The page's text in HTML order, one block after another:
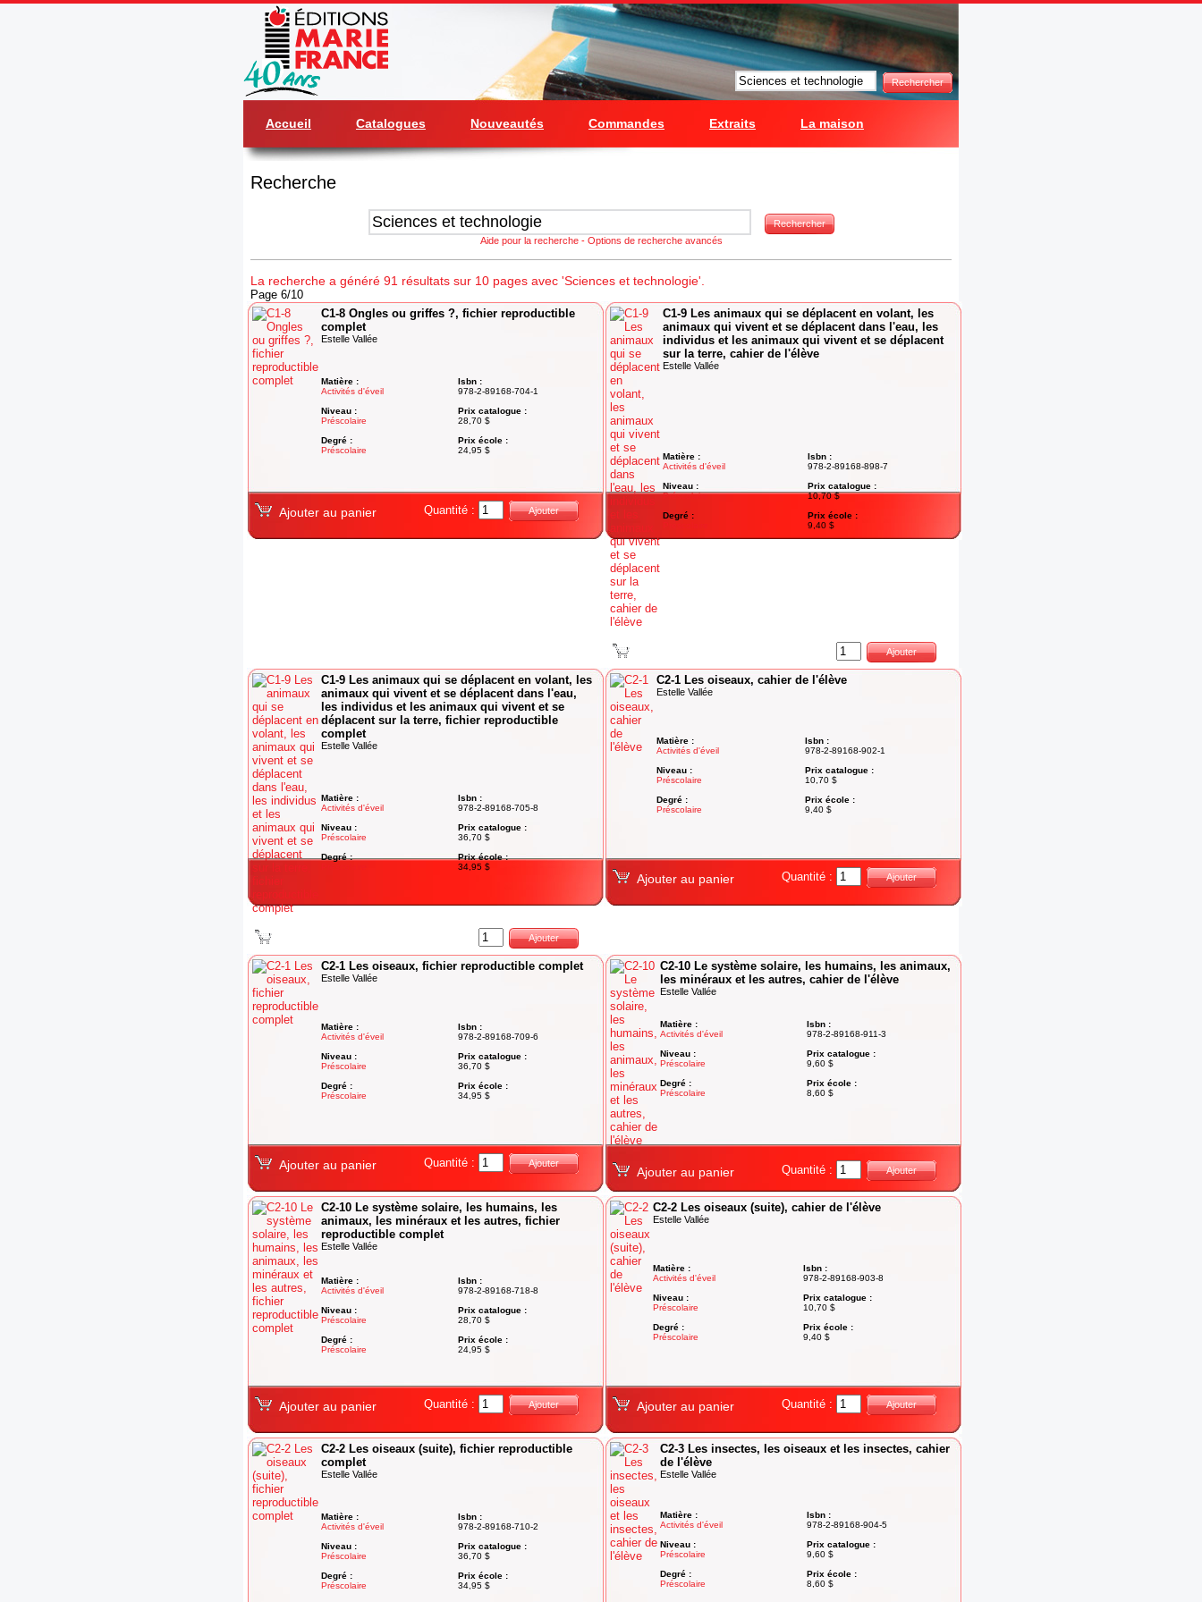
Rechercher
Accueil Catalogues Nouveautés Commandes Extraits La maison
Recherche
Rechercher
Aide pour la recherche - Options de recherche avancés
La recherche a généré 91 résultats sur 10 pages avec 'Sciences et technologie'.
Page 6/10
C1-8 Ongles ou griffes ?, fichier reproductible
complet
Estelle Vallée
Matière :
Activités d'éveil
Niveau :
Préscolaire
Degré :
Préscolaire
Isbn :
978-2-89168-704-1
Prix catalogue :
28,70 $
Prix école :
24,95 $
Ajouter au panier Quantité : Ajouter
C1-9 Les animaux qui se déplacent en volant, les
animaux qui vivent et se déplacent dans l'eau, les
individus et les animaux qui vivent et se déplacent
sur la terre, cahier de l'élève
Estelle Vallée
Matière :
Activités d'éveil
Niveau :
Préscolaire
Degré :
Isbn :
978-2-89168-898-7
Prix catalogue :
10,70 $
Prix école :
9,40 $
Ajouter
C1-9 Les animaux qui se déplacent en volant, les
animaux qui vivent et se déplacent dans l'eau,
les individus et les animaux qui vivent et se
déplacent sur la terre, fichier reproductible
complet
Estelle Vallée
Matière :
Activités d'éveil
Niveau :
Préscolaire
Degré :
Isbn :
978-2-89168-705-8
Prix catalogue :
36,70 $
Prix école :
34,95 $
Ajouter
C2-1 Les oiseaux, cahier de l'élève
Estelle Vallée
Matière :
Activités d'éveil
Niveau :
Préscolaire
Degré :
Préscolaire
Isbn :
978-2-89168-902-1
Prix catalogue :
10,70 $
Prix école :
9,40 $
Ajouter au panier Quantité : Ajouter
C2-1 Les oiseaux, fichier reproductible complet
Estelle Vallée
Matière :
Activités d'éveil
Niveau :
Préscolaire
Degré :
Préscolaire
Isbn :
978-2-89168-709-6
Prix catalogue :
36,70 $
Prix école :
34,95 $
Ajouter au panier Quantité : Ajouter
C2-10 Le système solaire, les humains, les animaux,
les minéraux et les autres, cahier de l'élève
Estelle Vallée
Matière :
Activités d'éveil
Niveau :
Préscolaire
Degré :
Préscolaire
Isbn :
978-2-89168-911-3
Prix catalogue :
9,60 $
Prix école :
8,60 $
Ajouter au panier Quantité : Ajouter
C2-10 Le système solaire, les humains, les
animaux, les minéraux et les autres, fichier
reproductible complet
Estelle Vallée
Matière :
Activités d'éveil
Niveau :
Préscolaire
Degré :
Préscolaire
Isbn :
978-2-89168-718-8
Prix catalogue :
28,70 $
Prix école :
24,95 $
Ajouter au panier Quantité : Ajouter
C2-2 Les oiseaux (suite), cahier de l'élève
Estelle Vallée
Matière :
Activités d'éveil
Niveau :
Préscolaire
Degré :
Préscolaire
Isbn :
978-2-89168-903-8
Prix catalogue :
10,70 $
Prix école :
9,40 $
Ajouter au panier Quantité : Ajouter
C2-2 Les oiseaux (suite), fichier reproductible
complet
Estelle Vallée
Matière :
Activités d'éveil
Niveau :
Préscolaire
Degré :
Préscolaire
Isbn :
978-2-89168-710-2
Prix catalogue :
36,70 $
Prix école :
34,95 $
C2-3 Les insectes, les oiseaux et les insectes, cahier
de l'élève
Estelle Vallée
Matière :
Activités d'éveil
Niveau :
Préscolaire
Degré :
Préscolaire
Isbn :
978-2-89168-904-5
Prix catalogue :
9,60 $
Prix école :
8,60 $